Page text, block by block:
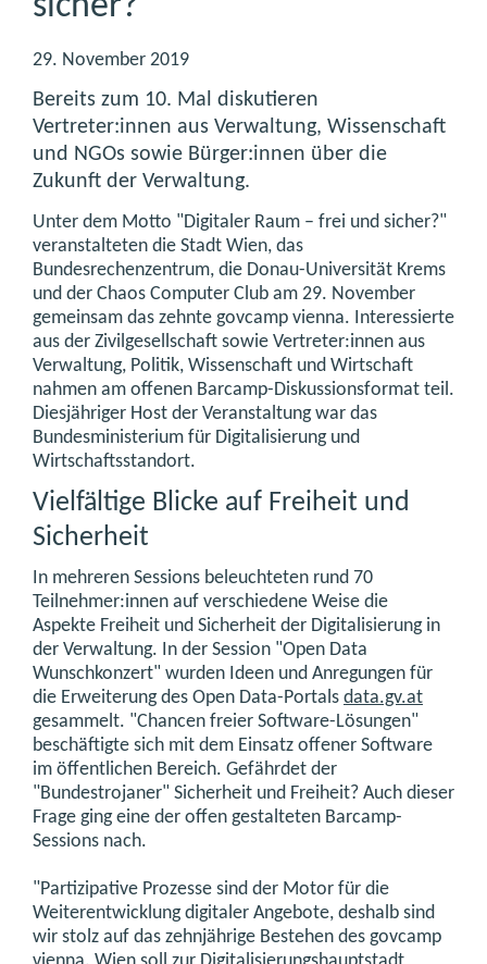
29. November 2019
Bereits zum 10. Mal diskutieren
Vertreter:innen aus Verwaltung, Wissenschaft
und NGOs sowie Bürger:innen über die
Zukunft der Verwaltung.
Unter dem Motto "Digitaler Raum – frei und sicher?"
veranstalteten die Stadt Wien, das
Bundesrechenzentrum, die Donau-Universität Krems
und der Chaos Computer Club am 29. November
gemeinsam das zehnte govcamp vienna. Interessierte
aus der Zivilgesellschaft sowie Vertreter:innen aus
Verwaltung, Politik, Wissenschaft und Wirtschaft
nahmen am offenen Barcamp-Diskussionsformat teil.
Diesjähriger Host der Veranstaltung war das
Bundesministerium für Digitalisierung und
Wirtschaftsstandort.
Vielfältige Blicke auf Freiheit und
Sicherheit
In mehreren Sessions beleuchteten rund 70
Teilnehmer:innen auf verschiedene Weise die
Aspekte Freiheit und Sicherheit der Digitalisierung in
der Verwaltung. In der Session "Open Data
Wunschkonzert" wurden Ideen und Anregungen für
die Erweiterung des Open Data-Portals data.gv.at
gesammelt. "Chancen freier Software-Lösungen"
beschäftigte sich mit dem Einsatz offener Software
im öffentlichen Bereich. Gefährdet der
"Bundestrojaner" Sicherheit und Freiheit? Auch dieser
Frage ging eine der offen gestalteten Barcamp-
Sessions nach.
"Partizipative Prozesse sind der Motor für die
Weiterentwicklung digitaler Angebote, deshalb sind
wir stolz auf das zehnjährige Bestehen des govcamp